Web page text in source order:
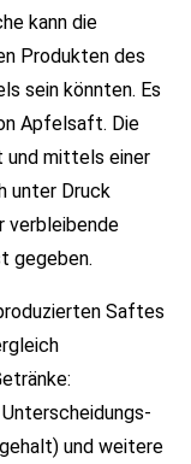
kann die
Produkten des
sein könnten. Es
Apfelsaft. Die
und mittels einer
unter Druck
verbleibende
gegeben.
Saftes
und weitere